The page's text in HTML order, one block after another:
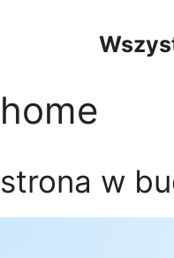
home
strona w